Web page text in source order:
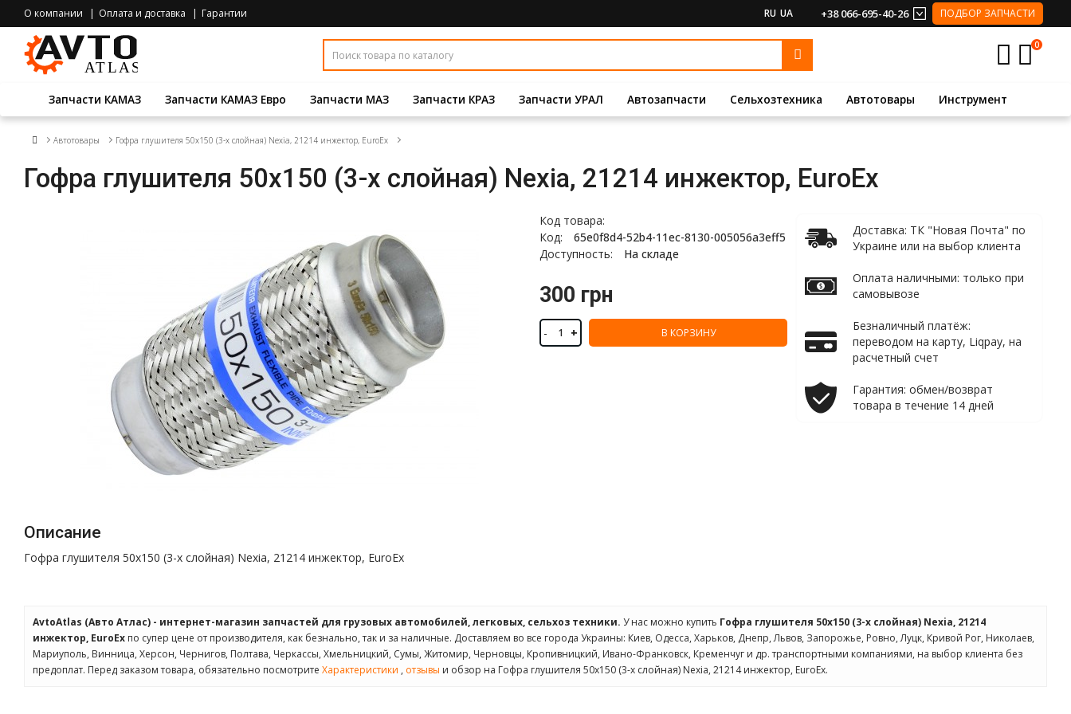
О компании Оплата и доставка Гарантии RU UA +38 066-695-40-26 ПОДБОР ЗАПЧАСТИ
0
Запчасти КАМАЗ Запчасти КАМАЗ Евро Запчасти МАЗ Запчасти КРАЗ Запчасти УРАЛ Автозапчасти Сельхозтехника Автотовары Инструмент
Автотовары Гофра глушителя 50x150 (3-х слойная) Nexia, 21214 инжектор, EuroEx
Гофра глушителя 50x150 (3-х слойная) Nexia, 21214 инжектор, EuroEx
Код товара:
Код:
65e0f8d4-52b4-11ec-8130-005056a3eff5
Доступность:
На складе
300 грн
- + В КОРЗИНУ
Доставка: ТК "Новая Почта" по
Украине или на выбор клиента
Оплата наличными: только при
самовывозе
Безналичный платёж:
переводом на карту, Liqpay, на
расчетный счет
Гарантия: обмен/возврат
товара в течение 14 дней
Описание
Гофра глушителя 50x150 (3-х слойная) Nexia, 21214 инжектор, EuroEx
AvtoAtlas (Авто Атлас) - интернет-магазин запчастей для грузовых автомобилей, легковых, сельхоз техники. У нас можно купить Гофра глушителя 50x150 (3-х слойная) Nexia, 21214
инжектор, EuroEx по супер цене от производителя, как безнально, так и за наличные. Доставляем во все города Украины: Киев, Одесса, Харьков, Днепр, Львов, Запорожье, Ровно, Луцк, Кривой Рог, Николаев,
Мариуполь, Винница, Херсон, Чернигов, Полтава, Черкассы, Хмельницкий, Сумы, Житомир, Черновцы, Кропивницкий, Ивано-Франковск, Кременчуг и др. транспортными компаниями, на выбор клиента без
предоплат. Перед заказом товара, обязательно посмотрите Характеристики , отзывы и обзор на Гофра глушителя 50x150 (3-х слойная) Nexia, 21214 инжектор, EuroEx.